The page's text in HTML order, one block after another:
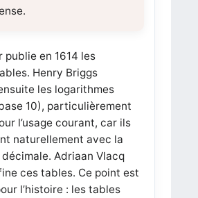
publie en 1614 les
Henry Briggs
les logarithmes
10), particulièrement
l’usage courant, car ils
naturellement avec la
Adriaan Vlacq
ces tables. Ce point est
l’histoire : les tables